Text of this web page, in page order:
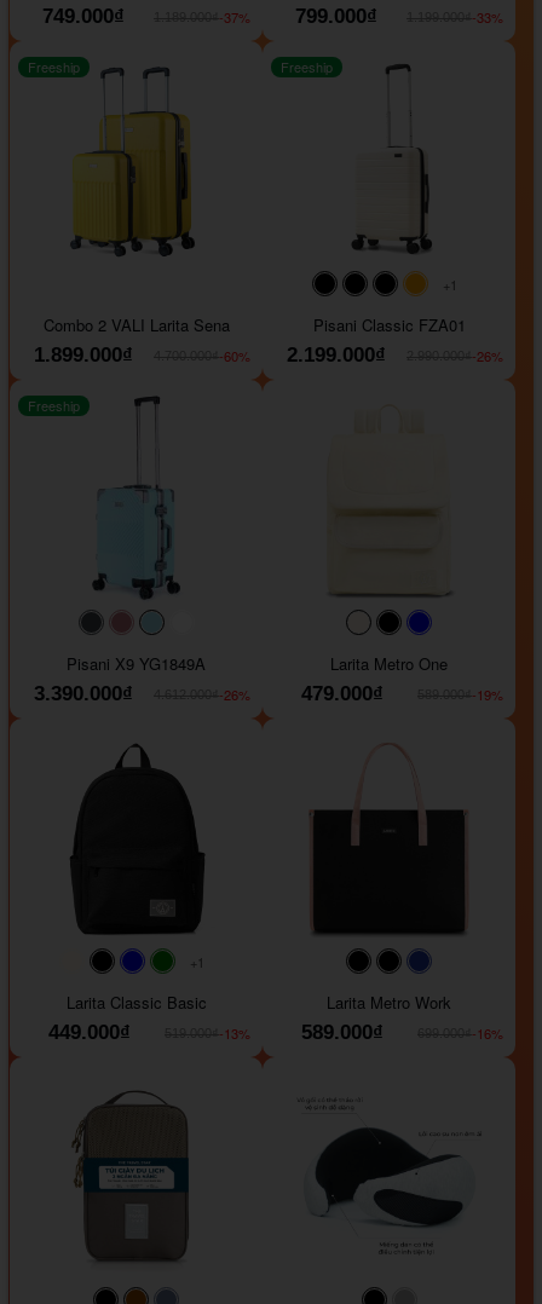
749.000₫
-37%
799.000₫
-33%
Freeship
Combo 2 VALI Larita Sena
1.899.000₫
-60%
#000000#000000#000000
+1
Freeship
Pisani Classic FZA01
2.199.000₫
-26%
#40454a#b76e79
Freeship
Pisani X9 YG1849A
3.390.000₫
-26%
#faf0e6#000000
Larita Metro One
479.000₫
-19%
#faf0e6#000000#0000FF
+1
Larita Classic Basic
449.000₫
-13%
#000000#000000
Larita Metro Work
589.000₫
-16%